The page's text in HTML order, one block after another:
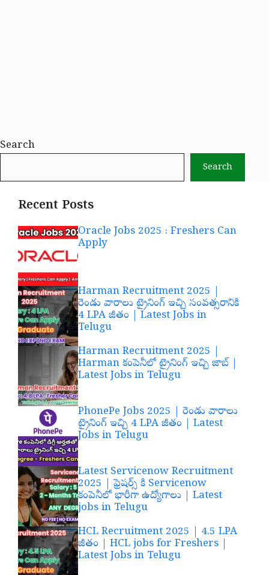
Search
Search
Recent Posts
Oracle Jobs 2025 : Freshers Can
Apply
Harman Recruitment 2025 |
రెండు వారాలు ట్రైనింగ్ ఇచ్చి సంవత్సరానికి
4 LPA జీతం | Latest Jobs in
Telugu
Harman Recruitment 2025 |
Harman కంపెనీలో ట్రైనింగ్ ఇచ్చి జాబ్ |
Latest Jobs in Telugu
PhonePe Jobs 2025 | రెండు వారాలు
ట్రైనింగ్ ఇచ్చి 4 LPA జీతం | Latest
Jobs in Telugu
Latest Servicenow Recruitment
2025 | ఫ్రెషర్స్ కి Servicenow
కంపెనీలో భారీగా ఉద్యోగాలు | Latest
jobs in Telugu
HCL Recruitment 2025 | 4.5 LPA
జీతం | HCL jobs for Freshers |
Latest Jobs in Telugu